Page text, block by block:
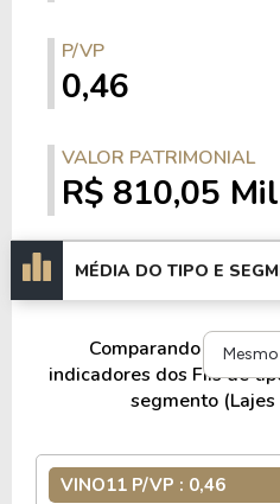
P/VP
0,46
VALOR PATRIMONIAL
R$ 810,05
MÉDIA DO TIPO E
Comparando o
indicadores dos FIIs de
segmento
VINO11 P/VP : 0,46